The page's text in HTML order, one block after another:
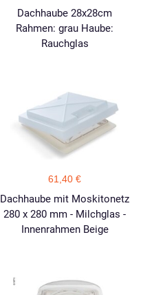
Dachhaube 28x28cm
Rahmen: grau Haube:
Rauchglas
61,40 €
Dachhaube mit Moskitonetz
280 x 280 mm - Milchglas -
Innenrahmen Beige